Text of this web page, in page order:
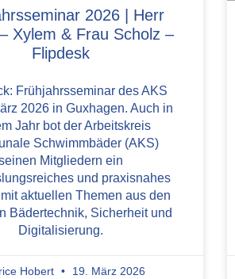
2026 | Herr
Xylem & Frau Scholz –
Flipdesk
Frühjahrsseminar des AKS
2026 in Guxhagen. Auch in
Jahr bot der Arbeitskreis
Schwimmbäder (AKS)
Mitgliedern ein
und praxisnahes
aktuellen Themen aus den
Bädertechnik, Sicherheit und
Digitalisierung.
Hobert 19. März 2026